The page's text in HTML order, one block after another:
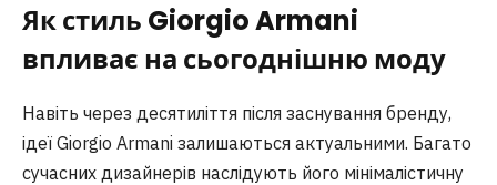
Як стиль Giorgio Armani
впливає на сьогоднішню моду
Навіть через десятиліття після заснування бренду,
ідеї Giorgio Armani залишаються актуальними. Багато
сучасних дизайнерів наслідують його мінімалістичну